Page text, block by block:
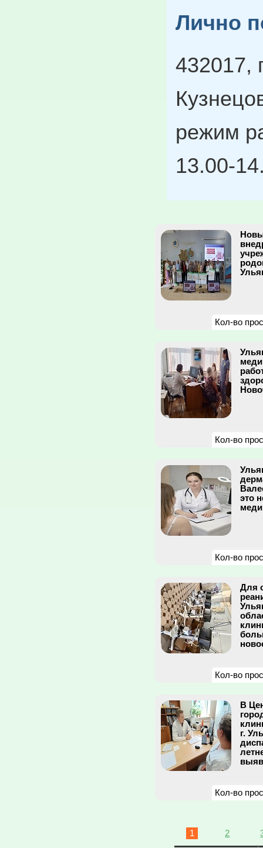
Лично
432017,
режим
13.00-
Кол-во
Кол-во
это
Кол-во
Для
Кол-во
В
г.
Кол-во
1 2